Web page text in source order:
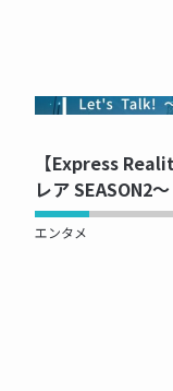
【Express
レア SEASON2
エンタメ